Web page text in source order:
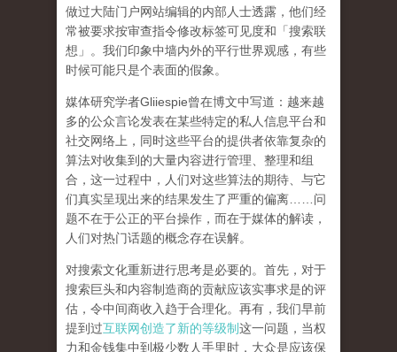
做过大陆门户网站编辑的内部人士透露，他们经
常被要求按审查指令修改标签可见度和「搜索联
想」。 我们印象中墙内外的平行世界观感，有些
时候可能只是个表面的假象。
媒体研究学者Gliiespie曾在博文中写道：越来越
多的公众言论发表在某些特定的私人信息平台和
社交网络上，同时这些平台的提供者依靠复杂的
算法对收集到的大量内容进行管理、整理和组
合，这一过程中，人们对这些算法的期待、与它
们真实呈现出来的结果发生了严重的偏离
问
题不在于公正的平台操作，而在于媒体的解读，
人们对热门话题的概念存在误解。
对搜索文化重新进行思考是必要的。首先，对于
搜索巨头和内容制造商的贡献应该实事求是的评
估，令中间商收入趋于合理化。再有，我们早前
提到过互联网创造了新的等级制这一问题，当权
力和金钱集中到极少数人手里时，大众是应该保